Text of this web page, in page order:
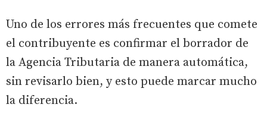
Uno de los errores más frecuentes que comete
el contribuyente es confirmar el borrador de
la Agencia Tributaria de manera automática,
sin revisarlo bien, y esto puede marcar mucho
la diferencia.